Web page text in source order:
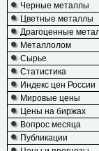
Черные металлы
Цветные металлы
Драгоценные
Металлолом
Сырье
Статистика
Индекс цен России
Мировые цены
Цены на биржах
Вопрос месяца
Публикации